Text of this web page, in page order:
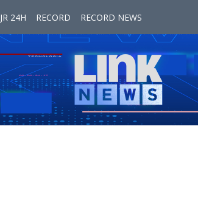
JR 24H RECORD RECORD NEWS